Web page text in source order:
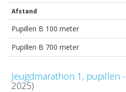
Afstand
Pupillen B 100 meter
Pupillen B 700 meter
Jeugdmarathon 1, pupillen
2025)